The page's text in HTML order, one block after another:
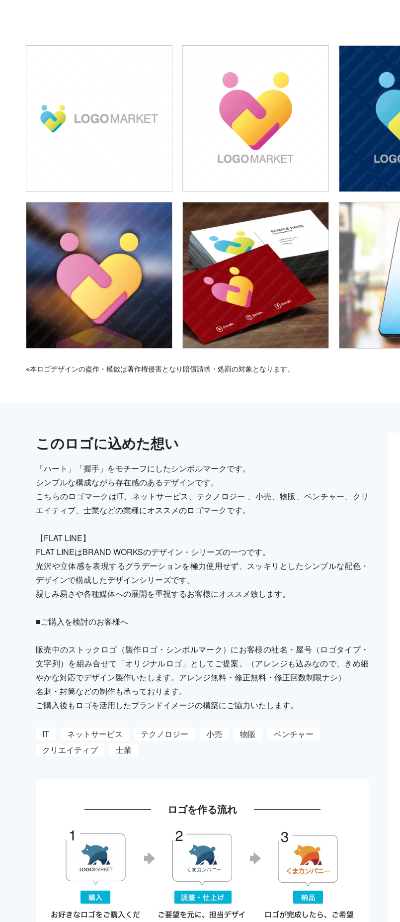
※本ロゴデザインの盗作・模倣は著作権侵害となり賠償請求・処罰の対象となります。
このロゴに込めた想い
「ハート」「握手」をモチーフにしたシンボルマークです。
シンプルな構成ながら存在感のあるデザインです。
こちらのロゴマークはIT、ネットサービス、テクノロジー 、小売、物販、ベンチャー、クリ
エイティブ、士業などの業種にオススメのロゴマークです。
【FLAT LINE】
FLAT LINEはBRAND WORKSのデザイン・シリーズの一つです。
光沢や立体感を表現するグラデーションを極力使用せず、スッキリとしたシンプルな配色・
デザインで構成したデザインシリーズです。
親しみ易さや各種媒体への展開を重視するお客様にオススメ致します。
■ご購入を検討のお客様へ
販売中のストックロゴ（製作ロゴ・シンボルマーク）にお客様の社名・屋号（ロゴタイプ・
文字列）を組み合せて「オリジナルロゴ」としてご提案。（アレンジも込みなので、きめ細
やかな対応でデザイン製作いたします。アレンジ無料・修正無料・修正回数制限ナシ）
名刺・封筒などの制作も承っております。
ご購入後もロゴを活用したブランドイメージの構築にご協力いたします。
IT ネットサービス テクノロジー 小売 物販
ベンチャー
クリエイティブ
士業
ロゴを作る流れ